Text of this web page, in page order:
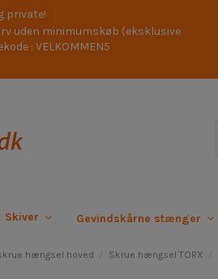
private!
uden minimumskøb (eksklusive
: VELKOMMEN5
Skiver Gevindskårne stænger
hængsel hoved Skrue hængsel TORX